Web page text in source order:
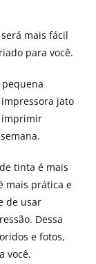
mais fácil
para você.
jato
imprimir
tinta é mais
mais prática e
de usar
Dessa
e fotos,
você.